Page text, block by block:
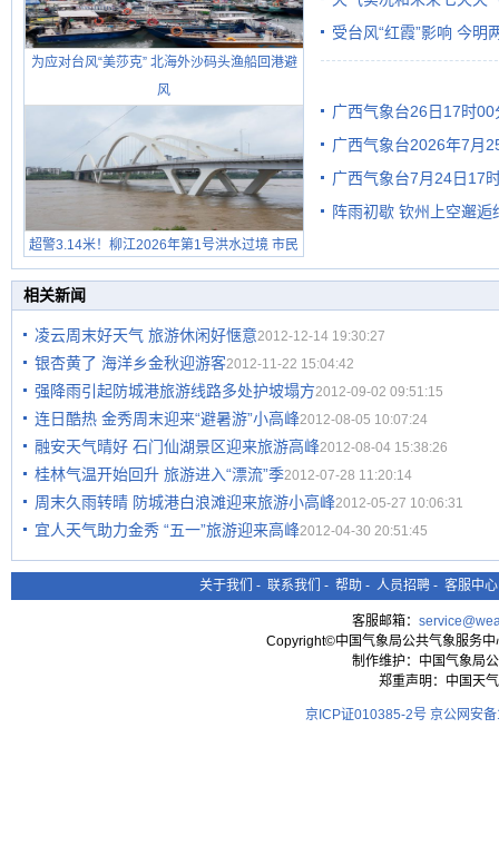
为应对台风“美莎克” 北海外沙码头渔船回港避
风
超警3.14米！柳江2026年第1号洪水过境 市民
在堤岸见证汛况
受台风“红霞”影响 今明
广西气象台26日17时
广西气象台2026年7月
级预警
广西气象台7月24日17
阵雨初歇 钦州上空邂逅
相关新闻
凌云周末好天气 旅游休闲好惬意2012-12-14 19:30:27
银杏黄了 海洋乡金秋迎游客2012-11-22 15:04:42
强降雨引起防城港旅游线路多处护坡塌方2012-09-02 09:51:15
连日酷热 金秀周末迎来“避暑游”小高峰2012-08-05 10:07:24
融安天气晴好 石门仙湖景区迎来旅游高峰2012-08-04 15:38:26
桂林气温开始回升 旅游进入“漂流”季2012-07-28 11:20:14
周末久雨转晴 防城港白浪滩迎来旅游小高峰2012-05-27 10:06:31
宜人天气助力金秀 “五一”旅游迎来高峰2012-04-30 20:51:45
关于我们 - 联系我们 - 帮助 - 人员招聘 - 客服中心
客服邮箱：
Copyright©中国气象局公共气象服务
制作维护：中国气象局
郑重声明：中国天
京ICP证010385-2号 京公网安